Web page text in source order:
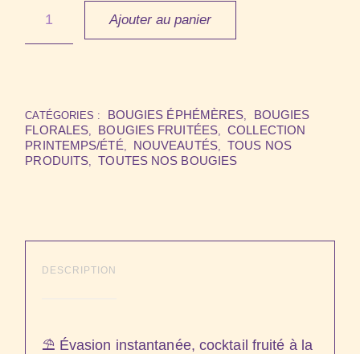
Ajouter au panier
CATÉGORIES : BOUGIES ÉPHÉMÈRES,
BOUGIES
FLORALES, BOUGIES FRUITÉES,
COLLECTION
PRINTEMPS/ÉTÉ, NOUVEAUTÉS,
TOUS NOS
PRODUITS, TOUTES NOS BOUGIES
DESCRIPTION
⛱️ Évasion instantanée, cocktail fruité à la